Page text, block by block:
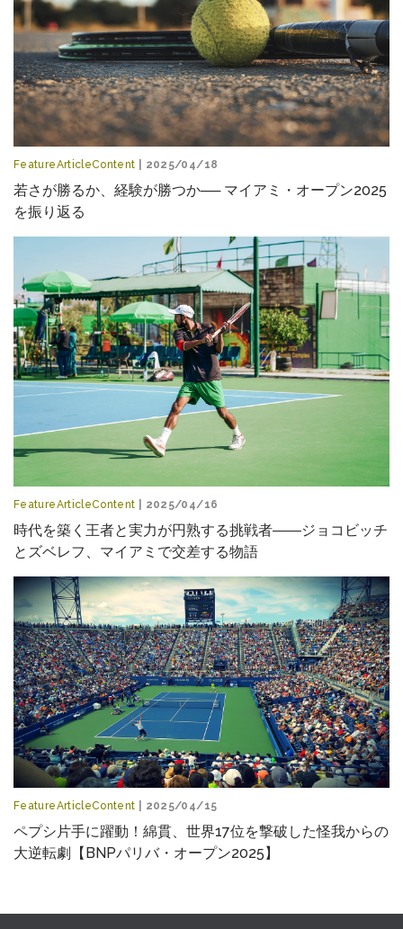
FeatureArticleContent | 2025/04/18
若さが勝るか、経験が勝つか── マイアミ・オープン2025
を振り返る
FeatureArticleContent | 2025/04/16
時代を築く王者と実力が円熟する挑戦者――ジョコビッチ
とズベレフ、マイアミで交差する物語
FeatureArticleContent | 2025/04/15
ペプシ片手に躍動！綿貫、世界17位を撃破した怪我からの
大逆転劇【BNPパリバ・オープン2025】